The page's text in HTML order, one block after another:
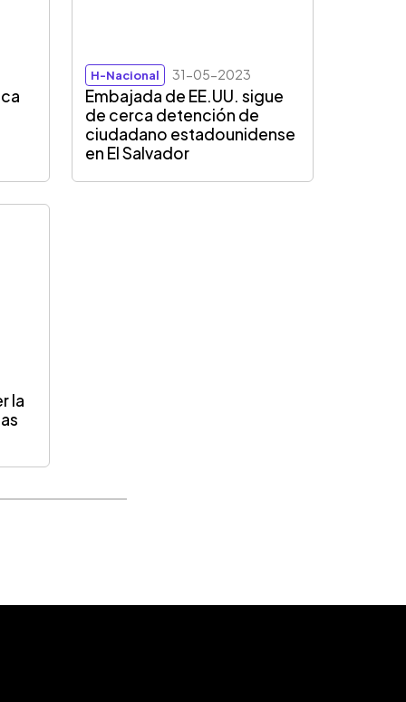
H-Nacional 31-05-2023
Embajada de EE.UU. sigue
de cerca detención de
ciudadano estadounidense
en El Salvador
la